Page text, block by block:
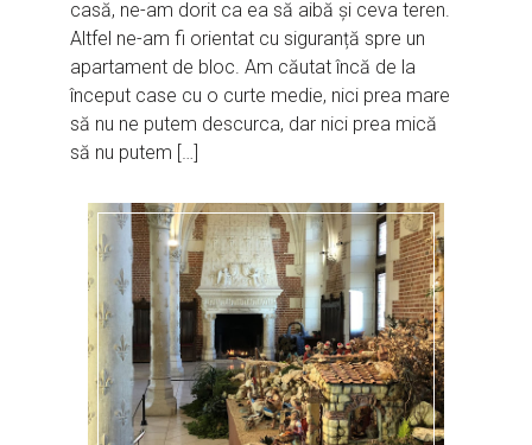
casă, ne-am dorit ca ea să aibă și ceva teren.
Altfel ne-am fi orientat cu siguranță spre un
apartament de bloc. Am căutat încă de la
început case cu o curte medie, nici prea mare
să nu ne putem descurca, dar nici prea mică
să nu putem […]